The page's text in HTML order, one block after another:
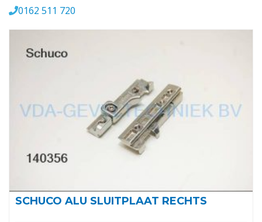
0162 511 720
SCHUCO ALU SLUITPLAAT RECHTS